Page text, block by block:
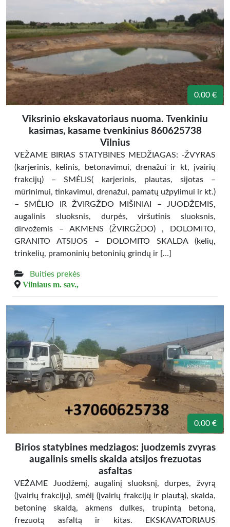
0.00 €
Viksrinio ekskavatoriaus nuoma. Tvenkiniu
kasimas, kasame tvenkinius 860625738
Vilnius
VEŽAME BIRIAS STATYBINES MEDŽIAGAS: -ŽVYRAS
(karjerinis, kelinis, betonavimui, drenažui ir kt, įvairių
frakcijų) – SMĖLIS( karjerinis, plautas, sijotas –
mūrinimui, tinkavimui, drenažui, pamatų užpylimui ir kt.)
– SMĖLIO IR ŽVIRGŽDO MIŠINIAI – JUODŽEMIS,
augalinis sluoksnis, durpės, viršutinis sluoksnis,
dirvožemis – AKMENS (ŽVIRGŽDO) , DOLOMITO,
GRANITO ATSIJOS – DOLOMITO SKALDA (kelių,
trinkelių, pramoninių betoninių grindų ir […]
Buities prekės
Vilniaus m. sav.,
0.00 €
Birios statybines medziagos: juodzemis zvyras
augalinis smelis skalda atsijos frezuotas
asfaltas
VEŽAME Juodžemį, augalinį sluoksnį, durpes, žvyrą
(įvairių frakcijų), smėlį (įvairių frakcijų ir plautą), skalda,
betoninę skaldą, akmens dulkes, trupintą betoną,
frezuotą asfaltą ir kitas. EKSKAVATORIAUS